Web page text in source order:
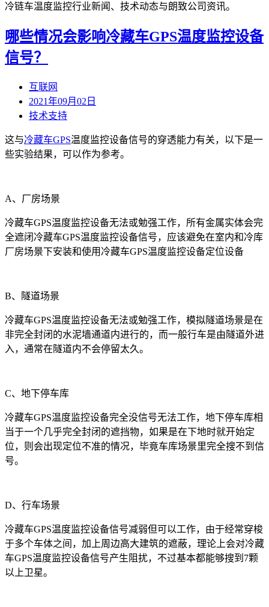
冷链车温度监控行业新闻、技术动态与朗致公司资讯。
哪些情况会影响冷藏车GPS温度监控设备
信号？
互联网
2021年09月02日
技术支持
这与冷藏车GPS温度监控设备信号的穿透能力有关，以下是一
些实验结果，可以作为参考。
A、厂房场景
冷藏车GPS温度监控设备无法或勉强工作，所有金属实体会完
全遮闭冷藏车GPS温度监控设备信号，应该避免在室内和冷库
厂房场景下安装和使用冷藏车GPS温度监控设备定位设备
B、隧道场景
冷藏车GPS温度监控设备无法或勉强工作，模拟隧道场景是在
非完全封闭的水泥墙通道内进行的，而一般行车是由隧道外进
入，通常在隧道内不会停留太久。
C、地下停车库
冷藏车GPS温度监控设备完全没信号无法工作，地下停车库相
当于一个几乎完全封闭的遮挡物，如果是在下地时就开始定
位，则会出现定位不准的情况，毕竟车库场景里完全搜不到信
号。
D、行车场景
冷藏车GPS温度监控设备信号减弱但可以工作，由于经常穿梭
于多个车体之间，加上周边高大建筑的遮蔽，理论上会对冷藏
车GPS温度监控设备信号产生阻扰，不过基本都能够搜到7颗
以上卫星。